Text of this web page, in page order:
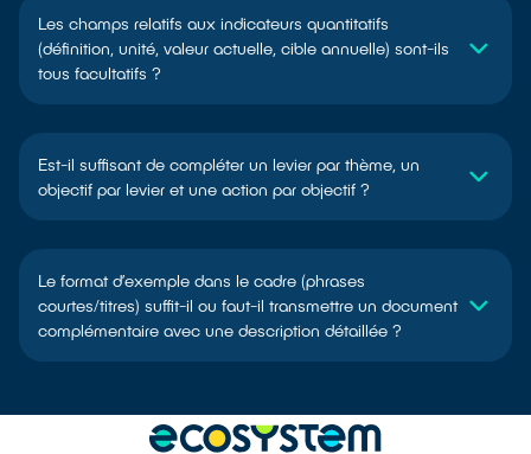
Les champs relatifs aux indicateurs quantitatifs
(définition, unité, valeur actuelle, cible annuelle) sont-ils
tous facultatifs ?
Est-il suffisant de compléter un levier par thème, un
objectif par levier et une action par objectif ?
Le format d’exemple dans le cadre (phrases
courtes/titres) suffit-il ou faut-il transmettre un document
complémentaire avec une description détaillée ?